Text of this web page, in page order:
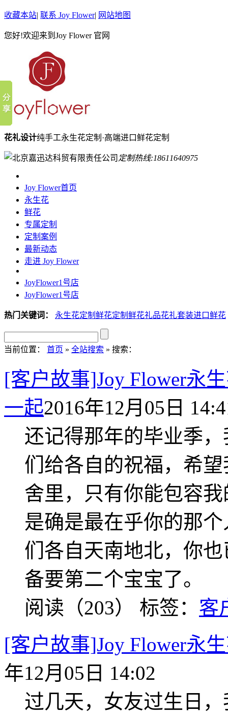
收藏本站| 联系 Joy Flower| 网站地图
您好!欢迎来到Joy Flower 官网
花礼设计纯手工永生花定制·高端进口鲜花定制
定制热线:18611640975
Joy Flower首页
永生花
鲜花
专属定制
定制案例
最新动态
走进 Joy Flower
JoyFlower1号店
JoyFlower1号店
热门关键词： 永生花定制 鲜花定制 鲜花礼品花礼套装进口鲜花
当前位置： 首页 » 全站搜索 » 搜索：
[客户故事]Joy Flower永
一起2016年12月05日
还记得那年的毕业季
们给各自的祝福，希
舍里，只有你能包容
是确是最在乎你的那
们各自天南地北，你
备要第二个宝宝了。
阅读（203） 标签： 客
[客户故事]Joy Flower永
年12月05日 14:02
过几天，女友过生日